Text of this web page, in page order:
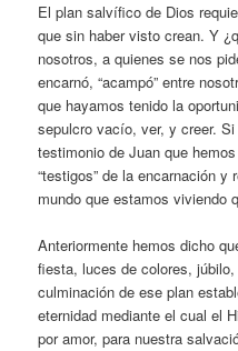
El plan salvífico de Dios
que sin haber visto crean. Y
nosotros, a quienes se nos
encarnó, “acampó” entre
que hayamos tenido la
sepulcro vacío, ver, y creer.
testimonio de Juan que
“testigos” de la encarnación
mundo que estamos viviendo
Anteriormente hemos dicho
fiesta, luces de colores,
culminación de ese plan
eternidad mediante el cual el
por amor, para nuestra